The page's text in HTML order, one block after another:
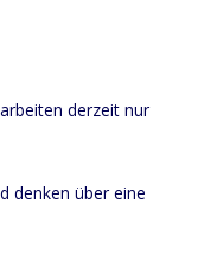
derzeit nur
denken über eine